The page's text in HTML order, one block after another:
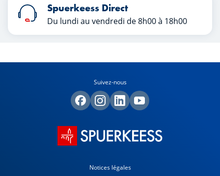
Spuerkeess Direct
Du lundi au vendredi de 8h00 à 18h00
Suivez-nous
Notices légales